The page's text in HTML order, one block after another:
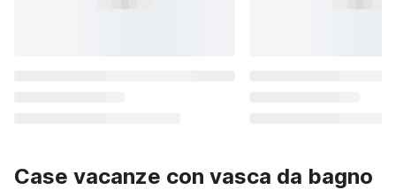
Case vacanze con vasca da bagno